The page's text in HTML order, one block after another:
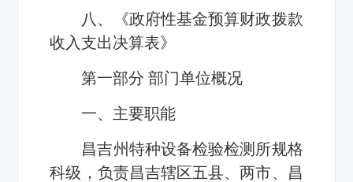
八、《政府性基金预算财政拨款
收入支出决算表》
第一部分 部门单位概况
一、主要职能
昌吉州特种设备检验检测所规格
科级，负责昌吉辖区五县、两市、昌